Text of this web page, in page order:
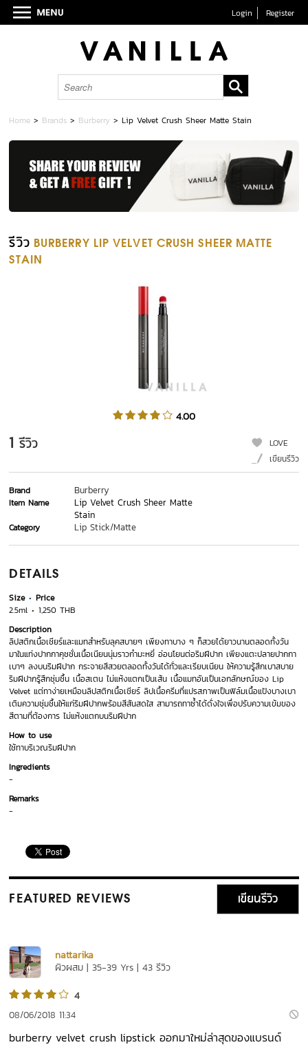
Login Register
Home > Brands > Burberry >Lip Velvet Crush Sheer Matte Stain
รีวิว BURBERRY LIP VELVET CRUSH SHEER MATTE
STAIN
4.00
1 รีวิว
LOVE
เขียนรีวิว
Brand Burberry
Item Name
Lip Velvet Crush Sheer Matte
Stain
Category Lip Stick/Matte
DETAILS
Size
Price
2.5ml
1,250 THB
Description
ลิปสติกเนื้อเชียร์และแมทสำหรับลุคสบายๆ เพียงทาบาง ๆ ก็สวยได้ยาวนานตลอดทั้งวัน
มาในแท่งปากกาคุชชั่นเนื้อเนียนนุ่มราวกำมะหยี่ อ่อนโยนต่อริมฝีปาก เพียงแตะปลายปากกา
เบาๆ ลงบนริมฝีปาก กระจายสีสวยตลอดทั้งวันได้ทั่วและเรียบเนียน ให้ความรู้สึกเบาสบาย
ริมฝีปากรู้สึกชุ่มชื้น เนื้อสเตน ไม่แห้งแตกเป็นเส้น เนื้อแมทอันเป็นเอกลักษณ์ของ Lip
Velvet แต่ทาง่ายเหมือนลิปสติกเนื้อเชียร์ ลิปเนื้อครีมที่แปรสภาพเป็นฟิล์มเนื้อแป้งบางเบา
เติมความชุ่มชื้นให้แก่ริมฝีปากพร้อมสีสันสดใส สามารถทาซ้ำได้ดั่งใจเพื่อปรับความเข้มของ
สีตามที่ต้องการ ไม่แห้งแตกบนริมฝีปาก
How to use
ใช้ทาบริเวณริมฝีปาก
Ingredients
-
Remarks
-
FEATURED REVIEWS เขียนรีวิว
nattarika
ผิวผสม | 35-39 Yrs | 43 รีวิว
4
08/06/2018 11:34
burberry velvet crush lipstick ออกมาใหม่ล่าสุดของแบรนด์